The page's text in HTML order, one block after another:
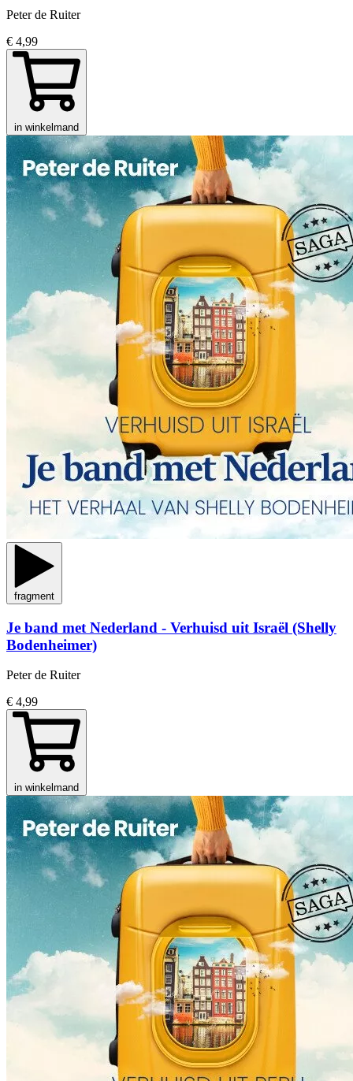
Peter de Ruiter
€ 4,99
in winkelmand
fragment
Je band met Nederland - Verhuisd uit Israël (Shelly
Bodenheimer)
Peter de Ruiter
€ 4,99
in winkelmand